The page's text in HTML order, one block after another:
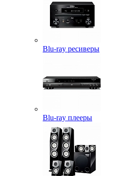
Blu-ray ресиверы
Blu-ray плееры